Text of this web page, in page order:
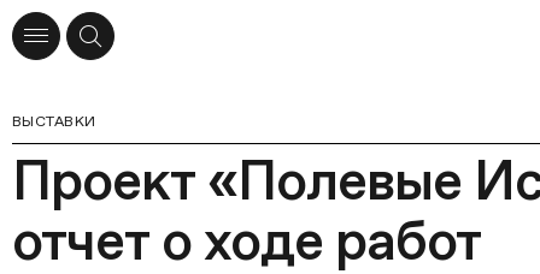
ВЫСТАВКИ
Проект «Полевые
отчет о ходе работ